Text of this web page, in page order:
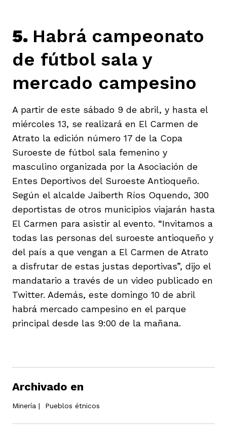
5. Habrá campeonato
de fútbol sala y
mercado campesino
A partir de este sábado 9 de abril, y hasta el
miércoles 13, se realizará en El Carmen de
Atrato la edición número 17 de la Copa
Suroeste de fútbol sala femenino y
masculino organizada por la Asociación de
Entes Deportivos del Suroeste Antioqueño.
Según el alcalde Jaiberth Ríos Oquendo, 300
deportistas de otros municipios viajarán hasta
El Carmen para asistir al evento. “Invitamos a
todas las personas del suroeste antioqueño y
del país a que vengan a El Carmen de Atrato
a disfrutar de estas justas deportivas”, dijo el
mandatario a través de un video publicado en
Twitter. Además, este domingo 10 de abril
habrá mercado campesino en el parque
principal desde las 9:00 de la mañana.
Archivado en
Minería | Pueblos étnicos